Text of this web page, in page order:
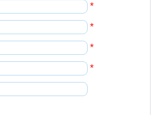
*
*
*
*